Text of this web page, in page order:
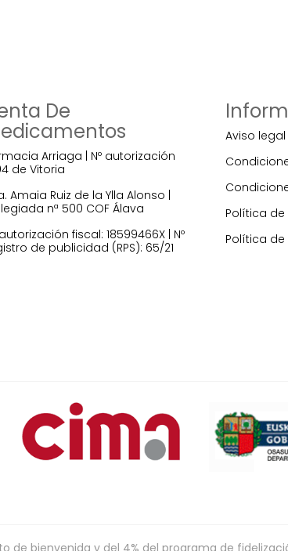
De
Arriaga | Nº autorización
de Vitoria
Amaia Ruiz de la Ylla Alonso |
nª 500 COF Álava
autorización fiscal: 18599466X | Nº
de publicidad (RPS): 65/21
Aviso legal
Política
Política
de bienvenida y del 4% del programa de